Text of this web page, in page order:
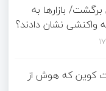
تومان برگشت/ بازارها به
واکنشی نشان دادند؟
17
کوین که هوش از